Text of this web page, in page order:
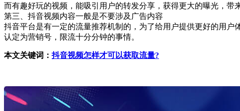
而有趣好玩的视频，能吸引用户的转发分享，获得更大的曝光，带
第三、抖音视频内容一般是不要涉及广告内容
抖音平台是有一定的流量推荐机制的，为了给用户提供更好的用
认定为营销号，限流十分分钟的事情。
本文关键词：抖音视频怎样才可以获取流量?